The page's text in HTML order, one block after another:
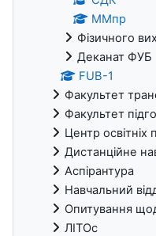
ММпр
Фізичного
Деканат ФУБ
FUB-1
Факультет
Факультет
Центр освітніх
Дистанційне
Аспірантура
Навчальний
Опитування
ЛІТОс